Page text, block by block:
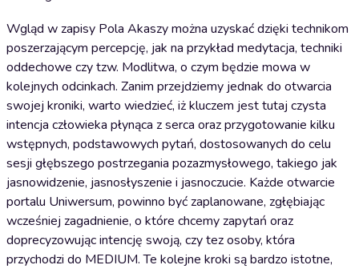
Wgląd w zapisy Pola Akaszy można uzyskać dzięki technikom
poszerzającym percepcję, jak na przykład medytacja, techniki
oddechowe czy tzw. Modlitwa, o czym będzie mowa w
kolejnych odcinkach. Zanim przejdziemy jednak do otwarcia
swojej kroniki, warto wiedzieć, iż kluczem jest tutaj czysta
intencja człowieka płynąca z serca oraz przygotowanie kilku
wstępnych, podstawowych pytań, dostosowanych do celu
sesji głębszego postrzegania pozazmysłowego, takiego jak
jasnowidzenie, jasnosłyszenie i jasnoczucie. Każde otwarcie
portalu Uniwersum, powinno być zaplanowane, zgłębiając
wcześniej zagadnienie, o które chcemy zapytań oraz
doprecyzowując intencję swoją, czy tez osoby, która
przychodzi do MEDIUM. Te kolejne kroki są bardzo istotne,